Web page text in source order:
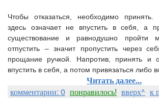
Чтобы отказаться, необходимо принять.
здесь означает не впустить в себя, а
существование и равнодушно пройти
отпустить – значит пропустить через
прощание ручкой. Напротив, принять и
впустить в себя, а потом привязаться либо
Читать далее...
комментарии: 0 понравилось! вверх^ к